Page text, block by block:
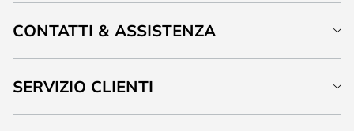
CONTATTI & ASSISTENZA
SERVIZIO CLIENTI